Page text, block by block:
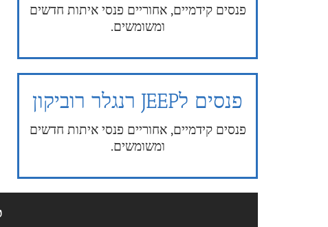
פנסים קידמיים, אחוריים פנסי איתות חדשים
ומשומשים.
פנסים לJEEP רנגלר רוביקון
פנסים קידמיים, אחוריים פנסי איתות חדשים
ומשומשים.